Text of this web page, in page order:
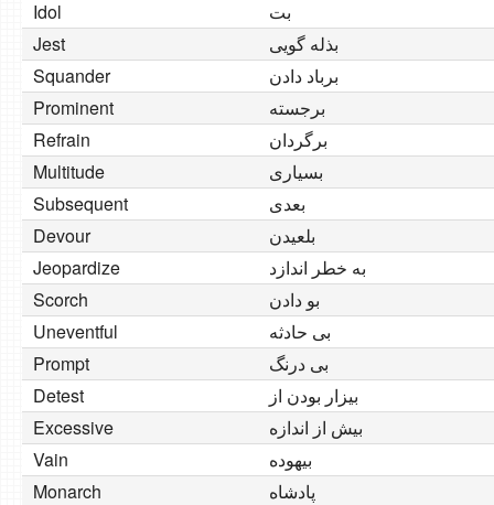
Idol
بت
Jest
بذله گویی
Squander
برباد دادن
Prominent
برجسته
Refrain
برگردان
Multitude
بسیاری
Subsequent
بعدی
Devour
بلعیدن
Jeopardize
به خطر اندازد
Scorch
بو دادن
Uneventful
بی حادثه
Prompt
بی درنگ
Detest
بیزار بودن از
Excessive
بیش از اندازه
Vain
بیهوده
Monarch
پادشاه